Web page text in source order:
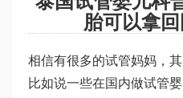
胎可以拿
相信有很多的试管妈妈，
比如说一些在国内做试管